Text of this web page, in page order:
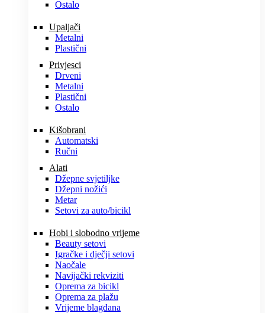
Ostalo
Upaljači
Metalni
Plastični
Privjesci
Drveni
Metalni
Plastični
Ostalo
Kišobrani
Automatski
Ručni
Alati
Džepne svjetiljke
Džepni nožići
Metar
Setovi za auto/bicikl
Hobi i slobodno vrijeme
Beauty setovi
Igračke i dječji setovi
Naočale
Navijački rekviziti
Oprema za bicikl
Oprema za plažu
Vrijeme blagdana